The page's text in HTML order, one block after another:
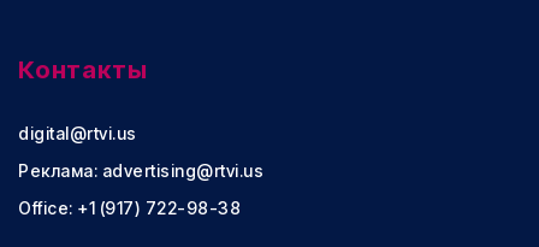
Контакты
digital@rtvi.us
Реклама: advertising@rtvi.us
Office: +1 (917) 722-98-38